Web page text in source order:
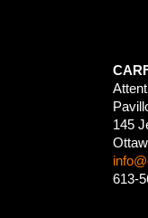
145
613-